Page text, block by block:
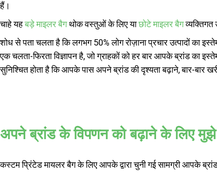
हैं।
चाहे यहबड़े माइलर बैगथोक वस्तुओं के लिए याछोटे माइलर बैगव्यक्तिगत
शोध से पता चलता है कि लगभग 50% लोग रोज़ाना प्रचार उत्पादों का
एक चलता-फिरता विज्ञापन है, जो ग्राहकों को हर बार आपके ब्रांड का
सुनिश्चित होता है कि आपके पास अपने ब्रांड की दृश्यता बढ़ाने, बार-बार
अपने ब्रांड के विपणन को बढ़ाने के लिए मुझे
कस्टम प्रिंटेड मायलर बैग के लिए आपके द्वारा चुनी गई सामग्री आपके